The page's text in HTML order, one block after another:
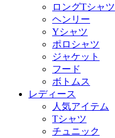
ロングTシャツ
ヘンリー
Yシャツ
ポロシャツ
ジャケット
フード
ボトムス
レディース
人気アイテム
Tシャツ
チュニック